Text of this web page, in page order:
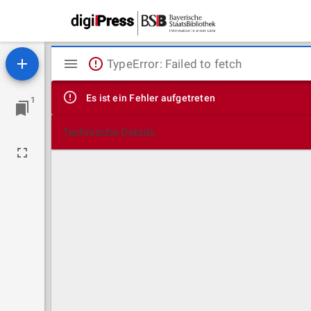
1
Mirador
Viewer
TypeError: Failed to fetch
Es ist ein Fehler aufgetreten
Technische Details